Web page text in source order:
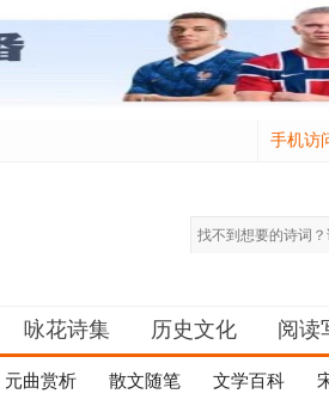
手机访
咏花诗集 历史文化 阅读
元曲赏析 散文随笔 文学百科